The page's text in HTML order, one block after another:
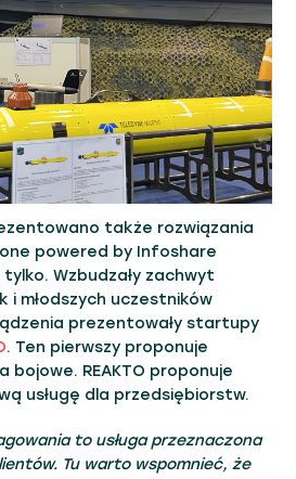
także rozwiązania
powered by Infoshare
tylko. Wzbudzały zachwyt
i młodszych uczestników
prezentowały startupy
. Ten pierwszy proponuje
bojowe. REAKTO proponuje
usługę dla przedsiębiorstw.
to usługa przeznaczona
Tu warto wspomnieć, że